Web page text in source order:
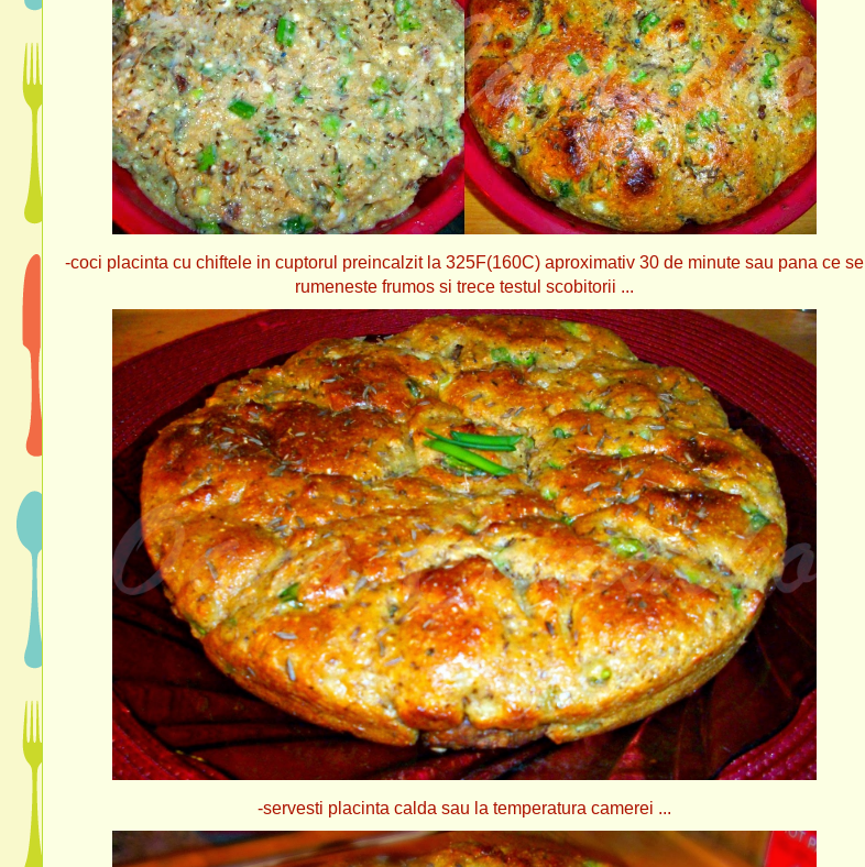
-coci placinta cu chiftele in cuptorul preincalzit la 325F(160C) aproximativ 30 de minute sau pana ce se
rumeneste frumos si trece testul scobitorii ...
-servesti placinta calda sau la temperatura camerei ...